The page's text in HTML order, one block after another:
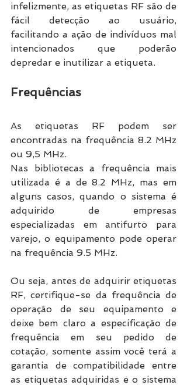
infelizmente, as etiquetas RF são de
fácil detecção ao usuário,
facilitando a ação de indivíduos mal
intencionados que poderão
depredar e inutilizar a etiqueta.
Frequências
As etiquetas RF podem ser
encontradas na frequência 8.2 MHz
ou 9,5 MHz.
Nas bibliotecas a frequência mais
utilizada é a de 8.2 MHz, mas em
alguns casos, quando o sistema é
adquirido de empresas
especializadas em antifurto para
varejo, o equipamento pode operar
na frequência 9.5 MHz.
Ou seja, antes de adquirir etiquetas
RF, certifique-se da frequência de
operação de seu equipamento e
deixe bem claro a especificação de
frequência em seu pedido de
cotação, somente assim você terá a
garantia de compatibilidade entre
as etiquetas adquiridas e o sistema